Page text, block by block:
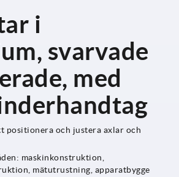
i
svarvade
med
positionera och justera axlar och
maskinkonstruktion,
mätutrustning, apparatbygge